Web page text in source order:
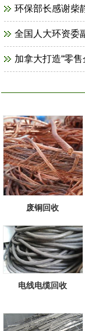
环保部长感谢柴静
全国人大环资委副主任委员黄
加拿大打造“零售企业 行
废铜回收
电线电缆回收